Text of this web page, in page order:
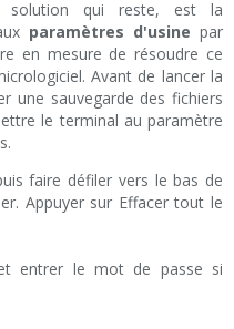
solution qui reste, est la
paramètres d'usine par
en mesure de résoudre ce
Avant de lancer la
une sauvegarde des fichiers
le terminal au paramètre
faire défiler vers le bas de
Appuyer sur Effacer tout le
entrer le mot de passe si